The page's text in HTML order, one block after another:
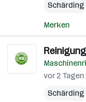
Schärding
Merken
vor 2
Schärding